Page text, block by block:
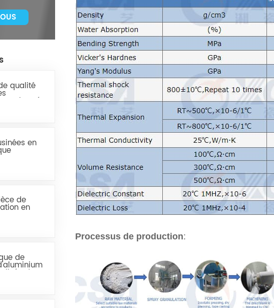
qualité
brasés
céramique
en
de
en
de
de
Processus de production: